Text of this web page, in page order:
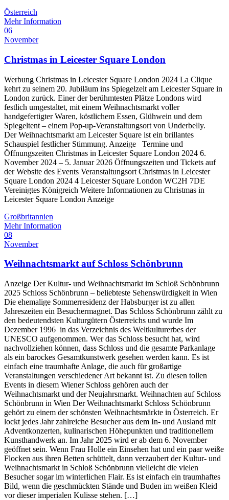
Österreich
Mehr Information
06
November
Christmas in Leicester Square London
Werbung Christmas in Leicester Square London 2024 La Clique
kehrt zu seinem 20. Jubiläum ins Spiegelzelt am Leicester Square in
London zurück. Einer der berühmtesten Plätze Londons wird
festlich umgestaltet, mit einem Weihnachtsmarkt voller
handgefertigter Waren, köstlichem Essen, Glühwein und dem
Spiegeltent – ​​einem Pop-up-Veranstaltungsort von Underbelly.
Der Weihnachtsmarkt am Leicester Square ist ein brillantes
Schauspiel festlicher Stimmung. Anzeige Termine und
Öffnungszeiten Christmas in Leicester Square London 2024 6.
November 2024 – 5. Januar 2026 Öffnungszeiten und Tickets auf
der Website des Events Veranstaltungsort Christmas in Leicester
Square London 2024 4 Leicester Square London WC2H 7DE
Vereinigtes Königreich Weitere Informationen zu Christmas in
Leicester Square London Anzeige
Großbritannien
Mehr Information
08
November
Weihnachtsmarkt auf Schloss Schönbrunn
Anzeige Der Kultur- und Weihnachtsmarkt im Schloß Schönbrunn
2025 Schloss Schönbrunn – beliebteste Sehenswürdigkeit in Wien
Die ehemalige Sommerresidenz der Habsburger ist zu allen
Jahreszeiten ein Besuchermagnet. Das Schloss Schönbrunn zählt zu
den bedeutendsten Kulturgütern Österreichs und wurde Im
Dezember 1996 in das Verzeichnis des Weltkulturerbes der
UNESCO aufgenommen. Wer das Schloss besucht hat, wird
nachvollziehen können, dass Schloss und die gesamte Parkanlage
als ein barockes Gesamtkunstwerk gesehen werden kann. Es ist
einfach eine traumhafte Anlage, die auch für großartige
Veranstaltungen verschiedener Art bekannt ist. Zu diesen tollen
Events in diesem Wiener Schloss gehören auch der
Weihnachtsmarkt und der Neujahrsmarkt. Weihnachten auf Schloss
Schönbrunn in Wien Der Weihnachtsmarkt Schloss Schönbrunn
gehört zu einem der schönsten Weihnachtsmärkte in Österreich. Er
lockt jedes Jahr zahlreiche Besucher aus dem In- und Ausland mit
Adventkonzerten, kulinarischen Höhepunkten und traditionellem
Kunsthandwerk an. Im Jahr 2025 wird er ab dem 6. November
geöffnet sein. Wenn Frau Holle ein Einsehen hat und ein paar weiße
Flocken aus ihren Betten schüttelt, dann verzaubert der Kultur- und
Weihnachtsmarkt in Schloß Schönbrunn vielleicht die vielen
Besucher sogar im winterlichen Flair. Es ist einfach ein traumhaftes
Bild, wenn die geschmückten Stände und Buden im weißen Kleid
vor dieser imperialen Kulisse stehen. […]